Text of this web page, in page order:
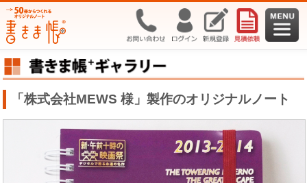
「株式会社MEWS 様」製作のオリジナルノート